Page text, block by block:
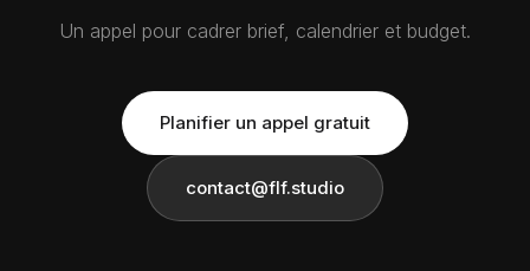
Un appel pour cadrer brief, calendrier et budget.
Planifier un appel gratuit
contact@flf.studio